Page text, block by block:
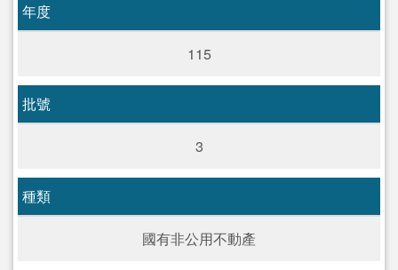
年度
115
批號
3
種類
國有非公用不動產